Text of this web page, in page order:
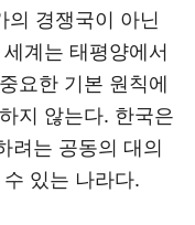
의 경쟁국이 아닌
계는 태평양에서
요한 기본 원칙에
지 않는다. 한국은
려는 공동의 대의
있는 나라다.